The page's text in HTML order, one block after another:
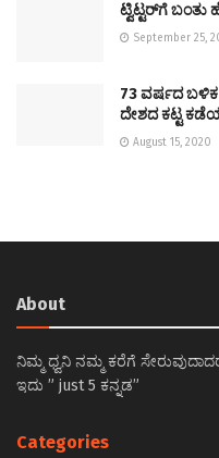
ಟ್ವಿಟ್ಟರ್‌ಗೆ
September 25,
73 ವರ್ಷದ ಬಳಿಕ
ದೇಶದ ಕಟ್ಟ
August 15, 2020
About
ನಿಮ್ಮ ಧ್ವನಿ ನಮ್ಮ ಕರೆಗೆ
ಇದು ” just 5 ಕನ್ನಡ”
Categories